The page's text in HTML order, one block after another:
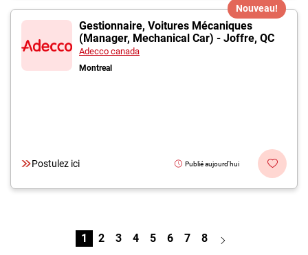
Nouveau!
Gestionnaire, Voitures Mécaniques
(Manager, Mechanical Car) - Joffre, QC
Adecco canada
Montreal
Postulez ici Publié aujourd'hui
1 2 3 4 5 6 7 8